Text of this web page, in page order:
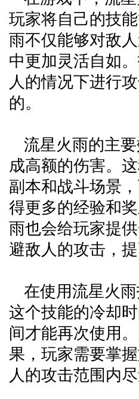
玩家将自己的技
雨不仅能够对敌
中更加灵活自如
人的情况下进行
的。
流星火雨的主
成高额的伤害。
副本和战斗场景
得更多的经验和
雨也会给玩家提
避敌人的攻击，
在使用流星火
这个技能的冷却
间才能再次使用
果，玩家需要掌
人的攻击范围内尽